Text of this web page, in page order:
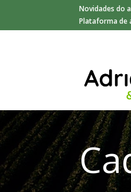
Novidades do
Plataforma de